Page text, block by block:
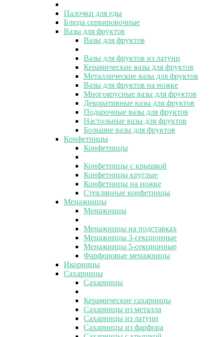
Палочки для еды
Блюда сервировочные
Вазы для фруктов
Вазы для фруктов
Вазы для фруктов из латуни
Керамические вазы для фруктов
Металлические вазы для фруктов
Вазы для фруктов на ножке
Многоярусные вазы для фруктов
Декоративные вазы для фруктов
Подарочные вазы для фруктов
Настольные вазы для фруктов
Большие вазы для фруктов
Конфетницы
Конфетницы
Конфетницы с крышкой
Конфетницы круглые
Конфетницы на ножке
Стеклянные конфетницы
Менажницы
Менажницы
Менажницы на подставках
Менажницы 3-секционные
Менажницы 5-секционные
Фарфоровые менажницы
Икорницы
Сахарницы
Сахарницы
Керамические сахарницы
Сахарницы из металла
Сахарницы из латуни
Сахарницы из фарфора